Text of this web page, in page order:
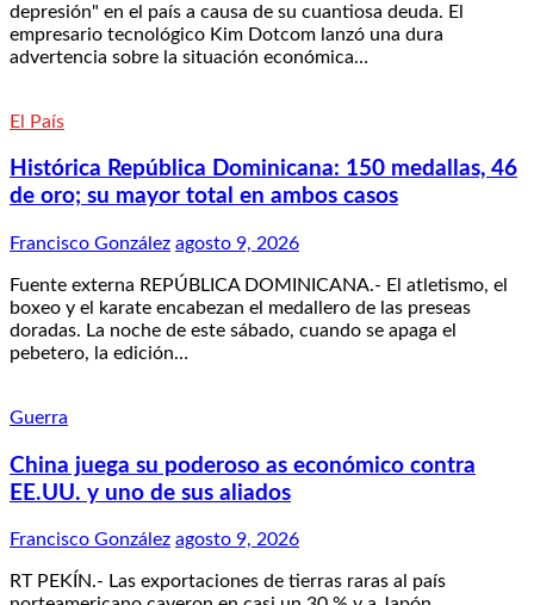
depresión" en el país a causa de su cuantiosa deuda. El
empresario tecnológico Kim Dotcom lanzó una dura
advertencia sobre la situación económica…
El País
Histórica República Dominicana: 150 medallas, 46
de oro; su mayor total en ambos casos
Francisco González agosto 9, 2026
Fuente externa REPÚBLICA DOMINICANA.- El atletismo, el
boxeo y el karate encabezan el medallero de las preseas
doradas. La noche de este sábado, cuando se apaga el
pebetero, la edición…
Guerra
China juega su poderoso as económico contra
EE.UU. y uno de sus aliados
Francisco González agosto 9, 2026
RT PEKÍN.- Las exportaciones de tierras raras al país